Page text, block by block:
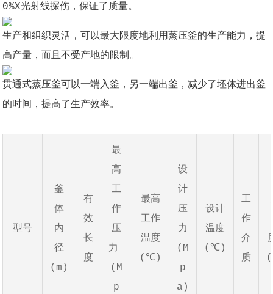
0%X光射线探伤，保证了质量。
生产和组织灵活，可以最大限度地利用蒸压釜的生产能力，提
高产量，而且不受产地的限制。
贯通式蒸压釜可以一端入釜，另一端出釜，减少了坯体进出釜
的时间，提高了生产效率。
型号
釜
体
内
径
(m)
有
效
长
度
最
高
工
作
压
力
(M
p
最高
工作
温度
(℃)
设
计
压
力
(M
p
a)
设计
温度
(℃)
工
作
介
质